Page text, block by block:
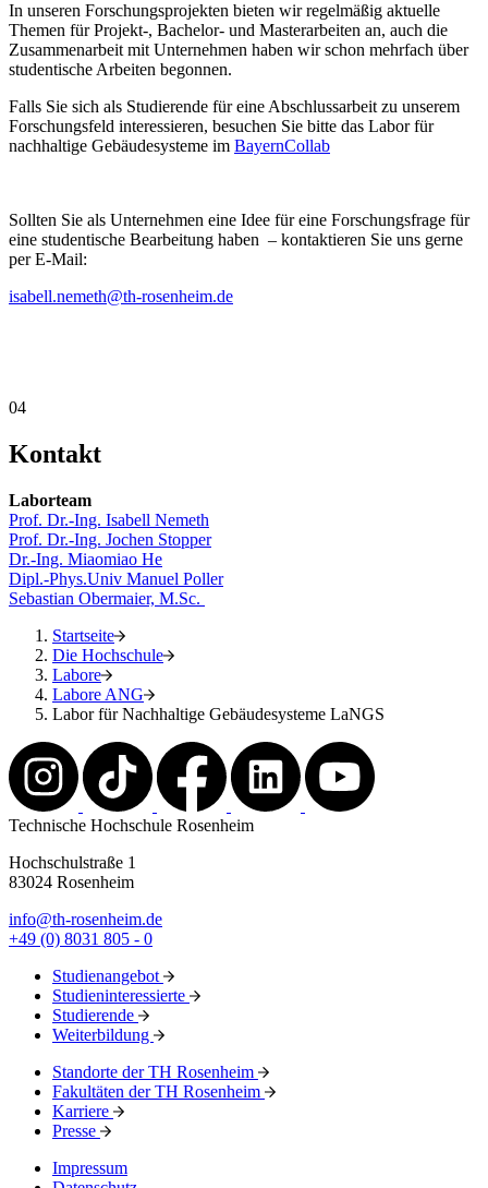
In unseren Forschungsprojekten bieten wir regelmäßig aktuelle
Themen für Projekt-, Bachelor- und Masterarbeiten an, auch die
Zusammenarbeit mit Unternehmen haben wir schon mehrfach über
studentische Arbeiten begonnen.
Falls Sie sich als Studierende für eine Abschlussarbeit zu unserem
Forschungsfeld interessieren, besuchen Sie bitte das Labor für
nachhaltige Gebäudesysteme im BayernCollab
Sollten Sie als Unternehmen eine Idee für eine Forschungsfrage für
eine studentische Bearbeitung haben – kontaktieren Sie uns gerne
per E-Mail:
isabell.nemeth@th-rosenheim.de
04
Kontakt
Laborteam
Prof. Dr.-Ing. Isabell Nemeth
Prof. Dr.-Ing. Jochen Stopper
Dr.-Ing. Miaomiao He
Dipl.-Phys.Univ Manuel Poller
Sebastian Obermaier, M.Sc.
Startseite
Die Hochschule
Labore
Labore ANG
Labor für Nachhaltige Gebäudesysteme LaNGS
Technische Hochschule Rosenheim
Hochschulstraße 1
83024 Rosenheim
info@th-rosenheim.de
+49 (0) 8031 805 - 0
Studienangebot
Studieninteressierte
Studierende
Weiterbildung
Standorte der TH Rosenheim
Fakultäten der TH Rosenheim
Karriere
Presse
Impressum